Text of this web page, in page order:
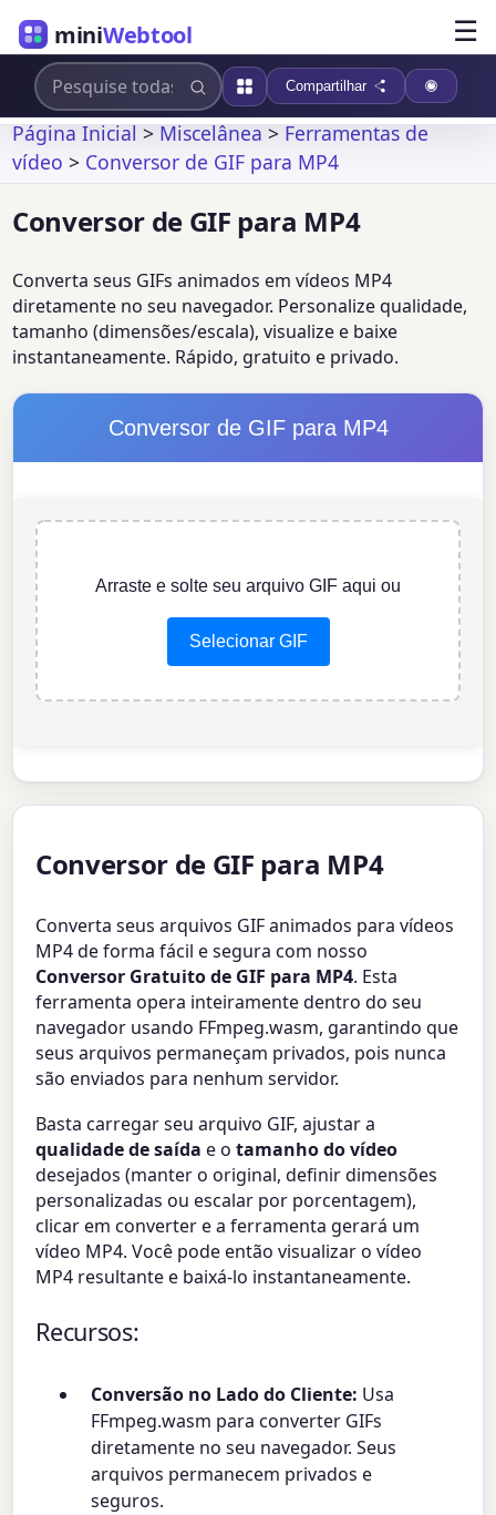
miniWebtool ☰
Compartilhar
Página Inicial>Miscelânea>Ferramentas de
vídeo > Conversor de GIF para MP4
Conversor de GIF para MP4
Converta seus GIFs animados em vídeos MP4
diretamente no seu navegador. Personalize qualidade,
tamanho (dimensões/escala), visualize e baixe
instantaneamente. Rápido, gratuito e privado.
Conversor de GIF para MP4
Arraste e solte seu arquivo GIF aqui ou
Selecionar GIF
Conversor de GIF para MP4
Converta seus arquivos GIF animados para vídeos
MP4 de forma fácil e segura com nosso
Conversor Gratuito de GIF para MP4. Esta
ferramenta opera inteiramente dentro do seu
navegador usando FFmpeg.wasm, garantindo que
seus arquivos permaneçam privados, pois nunca
são enviados para nenhum servidor.
Basta carregar seu arquivo GIF, ajustar a
qualidade de saída e otamanho do vídeo
desejados (manter o original, definir dimensões
personalizadas ou escalar por porcentagem),
clicar em converter e a ferramenta gerará um
vídeo MP4. Você pode então visualizar o vídeo
MP4 resultante e baixá-lo instantaneamente.
Recursos:
Conversão no Lado do Cliente: Usa
FFmpeg.wasm para converter GIFs
diretamente no seu navegador. Seus
arquivos permanecem privados e
seguros.